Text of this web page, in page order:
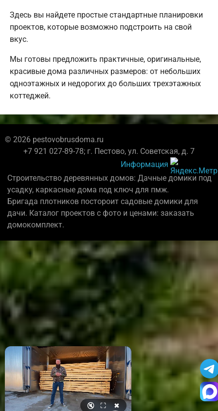
Здесь вы найдете простые стандартные планировки
проектов, которые возможно подстроить на свой
вкус.
Мы готовы предложить практичные, оригинальные,
красивые дома различных размеров: от небольших
одноэтажных и недорогих до больших трехэтажных
коттеджей.
© 2026 pestovobrusdoma.ru
+7 921 027-89-78; г. Пестово, ул. Советская, д. 7
Информация
Строительство деревянных домов: Дачные домики под
усадку, каркасные дома под ключ для пмж.
Бригада плотников постороит садовые домики для
дачи. Каталог проектов с фото и ценами: заказать
домокомплект.
🔇 ⛶ ✖